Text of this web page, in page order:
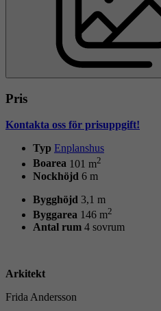
Pris
Kontakta oss för prisuppgift!
Typ Enplanshus
Boarea 101 m2
Nockhöjd 6 m
Bygghöjd 3,1 m
Byggarea 146 m2
Antal rum 4 sovrum
Arkitekt
Frida Andersson